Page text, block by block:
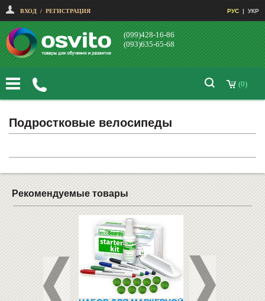
ВХОД / РЕГИСТРАЦИЯ РУС | УКР
(099)428-16-86
(093)635-65-68
(0)
Подростковые велосипеды
Рекомендуемые товары